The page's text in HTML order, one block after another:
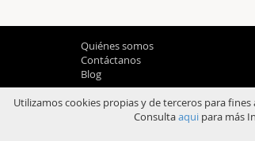
Quiénes somos
Contáctanos
Blog
Utilizamos cookies propias y de terceros para
Consultaaquipara más